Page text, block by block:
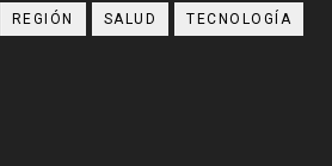
REGIÓN SALUD TECNOLOGÍA